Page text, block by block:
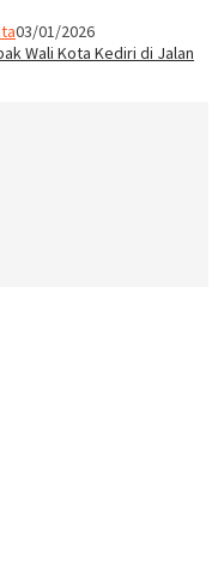
03/01/2026
Wali Kota Kediri di Jalan